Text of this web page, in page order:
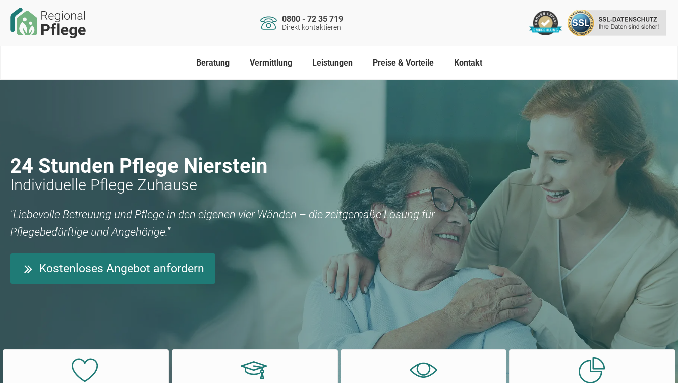
0800 - 72 35 719
Direkt kontaktieren
Beratung Vermittlung Leistungen Preise & Vorteile Kontakt
24 Stunden Pflege Nierstein
Individuelle Pflege Zuhause
"Liebevolle Betreuung und Pflege in den eigenen vier Wänden – die zeitgemäße Lösung für
Pflegebedürftige und Angehörige."
Kostenloses Angebot anfordern